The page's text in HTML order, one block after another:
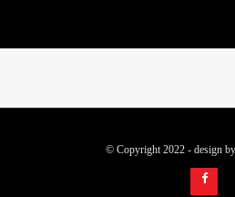
© Copyright 2022 - design